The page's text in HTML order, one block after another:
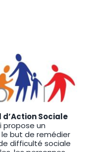
d’Action Sociale
propose un
but de remédier
difficulté sociale